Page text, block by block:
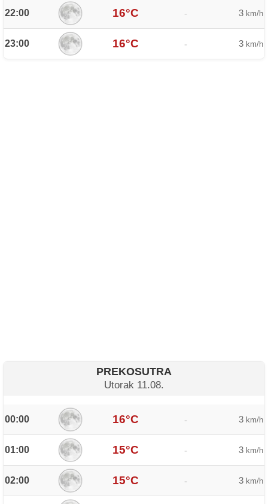
22:00 16°C - 3 km/h
23:00 16°C - 3 km/h
PREKOSUTRA
Utorak 11.08.
00:00 16°C - 3 km/h
01:00 15°C - 3 km/h
02:00 15°C - 3 km/h